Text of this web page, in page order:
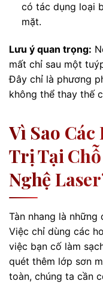
có tác dụng loại
mặt.
Lưu ý quan trọng:
mất chỉ sau một
Đây chỉ là phương
không thể thay thế
Vì Sao
Trị Tại
Nghệ
Tàn nhang là
Việc chỉ dùng các
việc bạn cố làm
quét thêm lớp sơn
toàn, chúng ta cần